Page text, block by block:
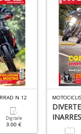
N.12
Digitale
3.00 €